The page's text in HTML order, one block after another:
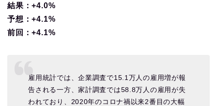
結果：+4.0%
予想：+4.1%
前回：+4.1%
雇用統計では、企業調査で15.1万人の雇用増が報
告される一方、家計調査では58.8万人の雇用が失
われており、2020年のコロナ禍以来2番目の大幅